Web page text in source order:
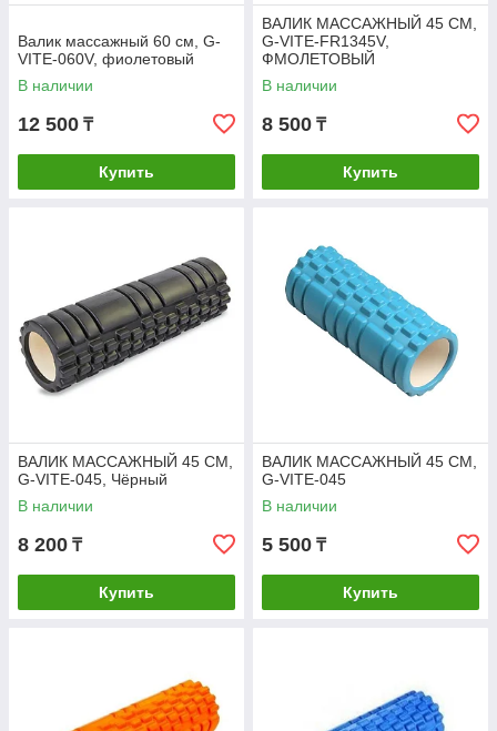
Валик массажный 60 см, G-
VITE-060V, фиолетовый
В наличии
12 500 ₸
Купить
ВАЛИК МАССАЖНЫЙ 45 СМ,
G-VITE-FR1345V,
ФМОЛЕТОВЫЙ
В наличии
8 500 ₸
Купить
ВАЛИК МАССАЖНЫЙ 45 СМ,
G-VITE-045, Чёрный
В наличии
8 200 ₸
Купить
ВАЛИК МАССАЖНЫЙ 45 СМ,
G-VITE-045
В наличии
5 500 ₸
Купить